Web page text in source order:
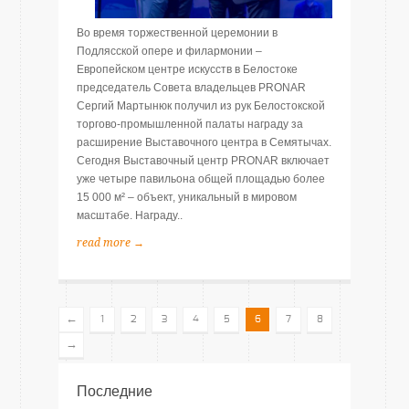
Во время торжественной церемонии в
Подлясской опере и филармонии –
Европейском центре искусств в Белостоке
председатель Совета владельцев PRONAR
Сергий Мартынюк получил из рук Белостокской
торгово-промышленной палаты награду за
расширение Выставочного центра в Семятычах.
Сегодня Выставочный центр PRONAR включает
уже четыре павильона общей площадью более
15 000 м² – объект, уникальный в мировом
масштабе. Награду..
read more →
← 1 2 3 4 5 6 7 8
→
Последние